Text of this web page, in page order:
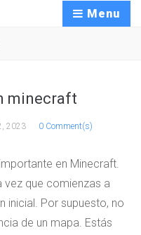
Menu
minecraft
2023 0 Comment(s)
en Minecraft.
vez que comienzas a
inicial. Por supuesto, no
de un mapa. Estás